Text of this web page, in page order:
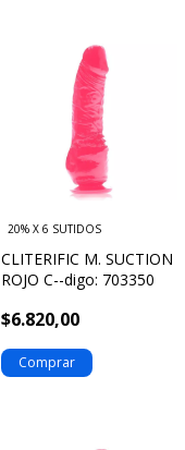
CLITERIFIC M. SUCTION
ROJO C--digo: 703350
$6.820,00
20% X 6 SUTIDOS